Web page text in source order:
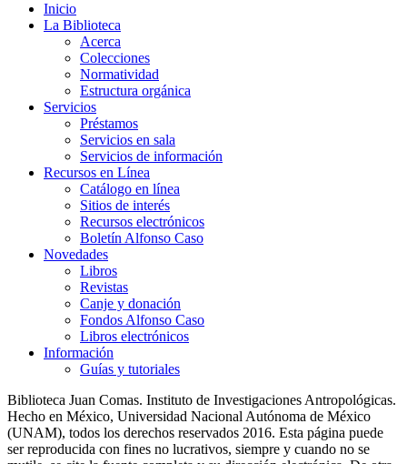
Inicio
La Biblioteca
Acerca
Colecciones
Normatividad
Estructura orgánica
Servicios
Préstamos
Servicios en sala
Servicios de información
Recursos en Línea
Catálogo en línea
Sitios de interés
Recursos electrónicos
Boletín Alfonso Caso
Novedades
Libros
Revistas
Canje y donación
Fondos Alfonso Caso
Libros electrónicos
Información
Guías y tutoriales
Biblioteca Juan Comas. Instituto de Investigaciones Antropológicas.
Hecho en México, Universidad Nacional Autónoma de México
(UNAM), todos los derechos reservados 2016. Esta página puede
ser reproducida con fines no lucrativos, siempre y cuando no se